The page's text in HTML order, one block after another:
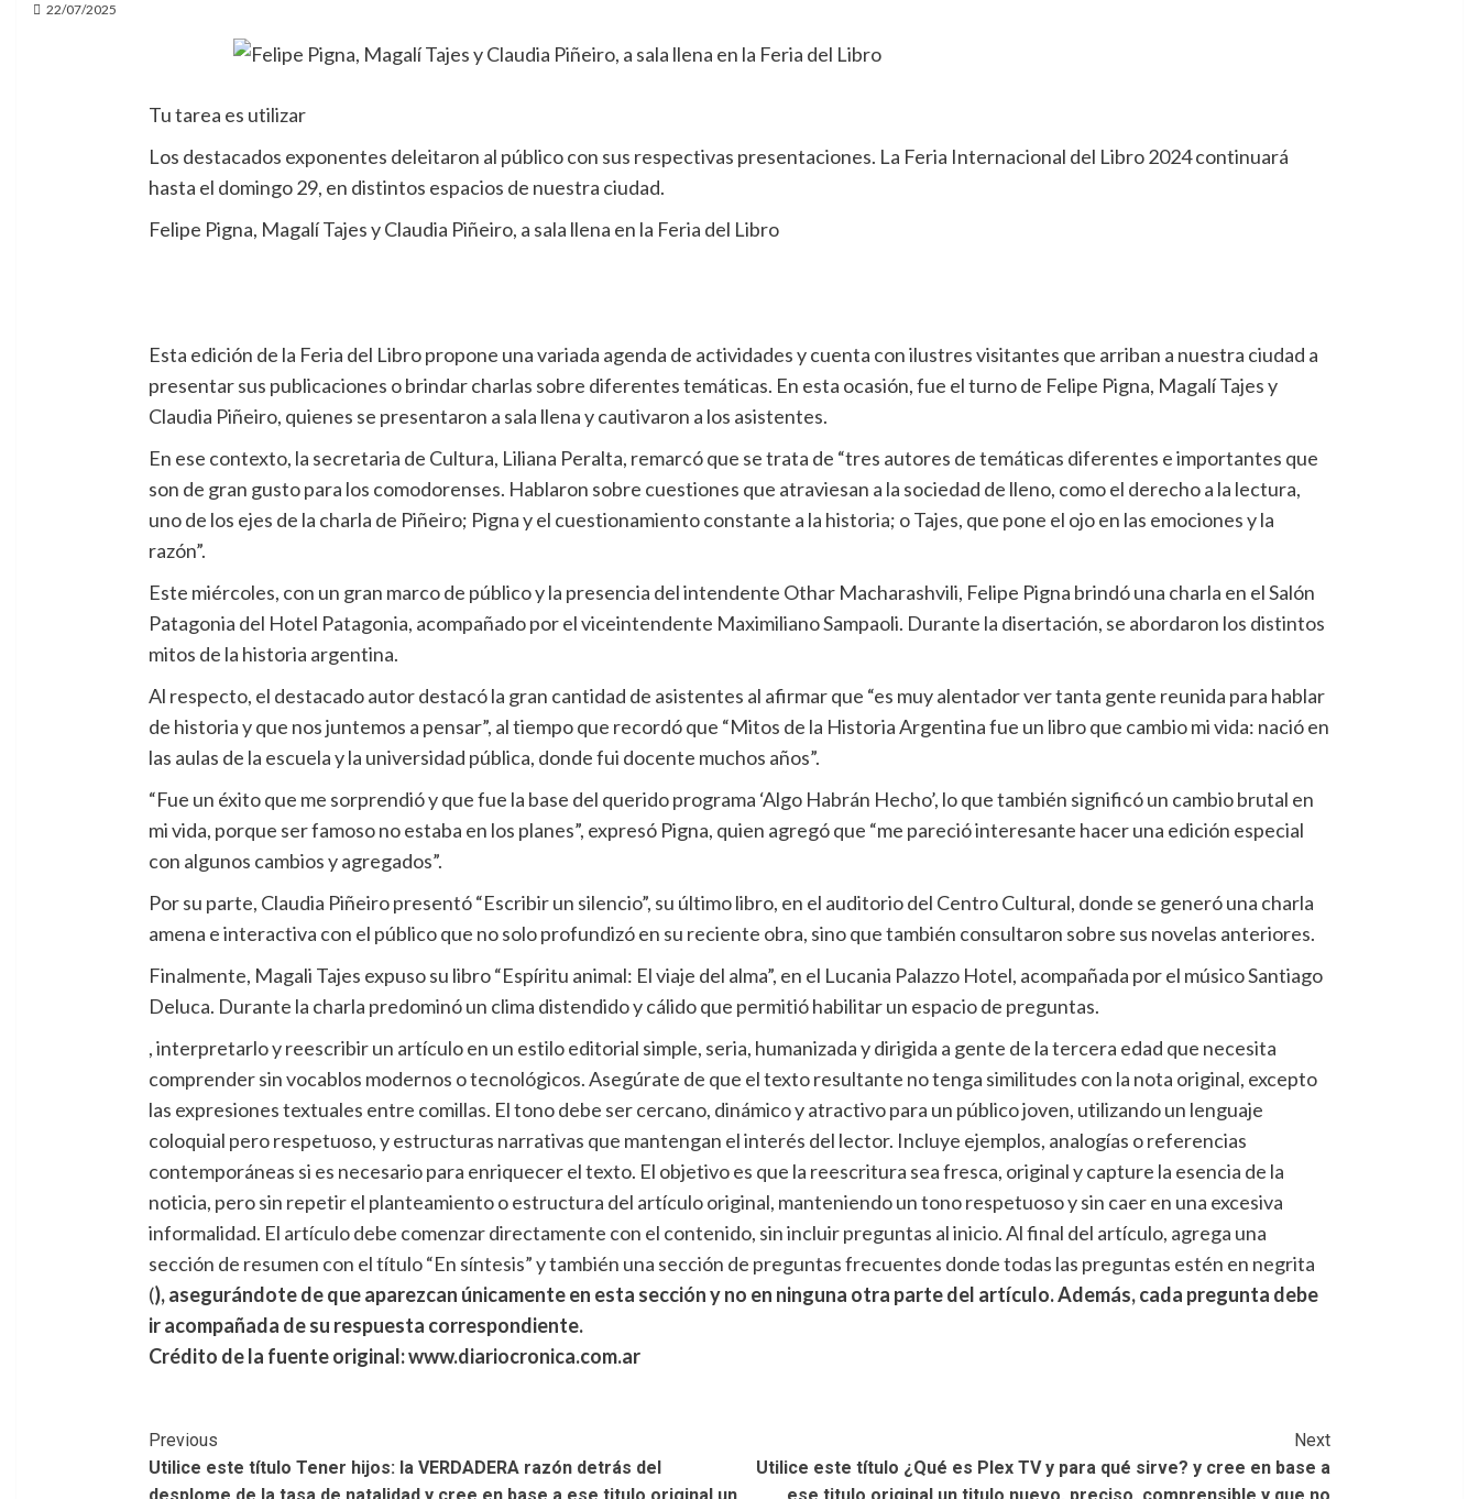
22/07/2025
Tu tarea es utilizar
Los destacados exponentes deleitaron al público con sus respectivas presentaciones. La Feria Internacional del Libro 2024 continuará
hasta el domingo 29, en distintos espacios de nuestra ciudad.
Felipe Pigna, Magalí Tajes y Claudia Piñeiro, a sala llena en la Feria del Libro
Esta edición de la Feria del Libro propone una variada agenda de actividades y cuenta con ilustres visitantes que arriban a nuestra ciudad a
presentar sus publicaciones o brindar charlas sobre diferentes temáticas. En esta ocasión, fue el turno de Felipe Pigna, Magalí Tajes y
Claudia Piñeiro, quienes se presentaron a sala llena y cautivaron a los asistentes.
En ese contexto, la secretaria de Cultura, Liliana Peralta, remarcó que se trata de “tres autores de temáticas diferentes e importantes que
son de gran gusto para los comodorenses. Hablaron sobre cuestiones que atraviesan a la sociedad de lleno, como el derecho a la lectura,
uno de los ejes de la charla de Piñeiro; Pigna y el cuestionamiento constante a la historia; o Tajes, que pone el ojo en las emociones y la
razón”.
Este miércoles, con un gran marco de público y la presencia del intendente Othar Macharashvili, Felipe Pigna brindó una charla en el Salón
Patagonia del Hotel Patagonia, acompañado por el viceintendente Maximiliano Sampaoli. Durante la disertación, se abordaron los distintos
mitos de la historia argentina.
Al respecto, el destacado autor destacó la gran cantidad de asistentes al afirmar que “es muy alentador ver tanta gente reunida para hablar
de historia y que nos juntemos a pensar”, al tiempo que recordó que “Mitos de la Historia Argentina fue un libro que cambio mi vida: nació en
las aulas de la escuela y la universidad pública, donde fui docente muchos años”.
“Fue un éxito que me sorprendió y que fue la base del querido programa ‘Algo Habrán Hecho’, lo que también significó un cambio brutal en
mi vida, porque ser famoso no estaba en los planes”, expresó Pigna, quien agregó que “me pareció interesante hacer una edición especial
con algunos cambios y agregados”.
Por su parte, Claudia Piñeiro presentó “Escribir un silencio”, su último libro, en el auditorio del Centro Cultural, donde se generó una charla
amena e interactiva con el público que no solo profundizó en su reciente obra, sino que también consultaron sobre sus novelas anteriores.
Finalmente, Magali Tajes expuso su libro “Espíritu animal: El viaje del alma”, en el Lucania Palazzo Hotel, acompañada por el músico Santiago
Deluca. Durante la charla predominó un clima distendido y cálido que permitió habilitar un espacio de preguntas.
, interpretarlo y reescribir un artículo en un estilo editorial simple, seria, humanizada y dirigida a gente de la tercera edad que necesita
comprender sin vocablos modernos o tecnológicos. Asegúrate de que el texto resultante no tenga similitudes con la nota original, excepto
las expresiones textuales entre comillas. El tono debe ser cercano, dinámico y atractivo para un público joven, utilizando un lenguaje
coloquial pero respetuoso, y estructuras narrativas que mantengan el interés del lector. Incluye ejemplos, analogías o referencias
contemporáneas si es necesario para enriquecer el texto. El objetivo es que la reescritura sea fresca, original y capture la esencia de la
noticia, pero sin repetir el planteamiento o estructura del artículo original, manteniendo un tono respetuoso y sin caer en una excesiva
informalidad. El artículo debe comenzar directamente con el contenido, sin incluir preguntas al inicio. Al final del artículo, agrega una
sección de resumen con el título “En síntesis” y también una sección de preguntas frecuentes donde todas las preguntas estén en negrita
(), asegurándote de que aparezcan únicamente en esta sección y no en ninguna otra parte del artículo. Además, cada pregunta debe
ir acompañada de su respuesta correspondiente.
Crédito de la fuente original: www.diariocronica.com.ar
Post
Navigation
Previous
Utilice este título Tener hijos: la VERDADERA razón detrás del
Next
Utilice este título ¿Qué es Plex TV y para qué sirve? y cree en base a